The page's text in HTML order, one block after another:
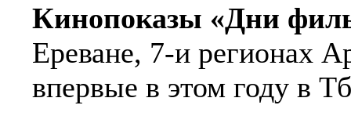
Кинопоказы «Дни
Ереване, 7-и регионах
впервые в этом году в